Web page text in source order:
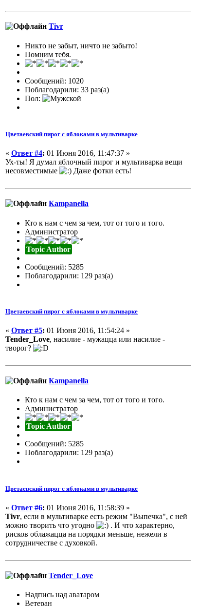
Tivr
Никто не забыт, ничто не забыто!
Помним тебя.
Сообщений: 1020
Поблагодарили: 33 раз(а)
Пол:
Цветаевский пирог с яблоками в мультиварке
« Ответ #4: 01 Июня 2016, 11:47:37 »
Ух-ты! Я думал яблочный пирог и мультиварка вещи
несовместимые
Даже фотки есть!
Кampanella
Кто к нам с чем за чем, тот от того и того.
Администратор
Topic Author
Сообщений: 5285
Поблагодарили: 129 раз(а)
Цветаевский пирог с яблоками в мультиварке
« Ответ #5: 01 Июня 2016, 11:54:24 »
Tender_Love, насилие - мужацца или насилие -
творог?
Кampanella
Кто к нам с чем за чем, тот от того и того.
Администратор
Topic Author
Сообщений: 5285
Поблагодарили: 129 раз(а)
Цветаевский пирог с яблоками в мультиварке
« Ответ #6: 01 Июня 2016, 11:58:39 »
Tivr, если в мультиварке есть режим "Выпечка", с ней
можно творить что угодно
. И что характерно,
рисков облажацца на порядки меньше, нежели в
сотрудничестве с духовкой.
Tender_Love
Надпись над аватаром
Ветеран